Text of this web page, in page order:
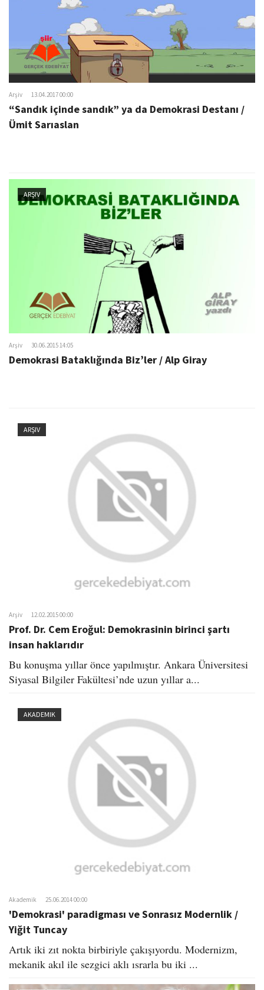
Arşiv 13.04.2017 00:00
“Sandık içinde sandık” ya da Demokrasi Destanı /
Ümit Sarıaslan
ARŞIV
Arşiv 30.06.2015 14:05
Demokrasi Bataklığında Biz’ler / Alp Giray
ARŞIV
Arşiv 12.02.2015 00:00
Prof. Dr. Cem Eroğul: Demokrasinin birinci şartı
insan haklarıdır
Bu konuşma yıllar önce yapılmıştır. Ankara Üniversitesi
Siyasal Bilgiler Fakültesi’nde uzun yıllar a...
AKADEMIK
Akademik 25.06.2014 00:00
'Demokrasi' paradigması ve Sonrasız Modernlik /
Yiğit Tuncay
Artık iki zıt nokta birbiriyle çakışıyordu. Modernizm,
mekanik akıl ile sezgici aklı ısrarla bu iki ...